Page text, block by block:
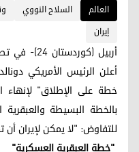
العالم السلاح النووي
إيران
أربيل
أعلن الرئيس الأمريكي
خطة على الإطلاق" لإنهاء
بالخطة البسيطة
للتفاوض: "لا يمكن لإيران أن